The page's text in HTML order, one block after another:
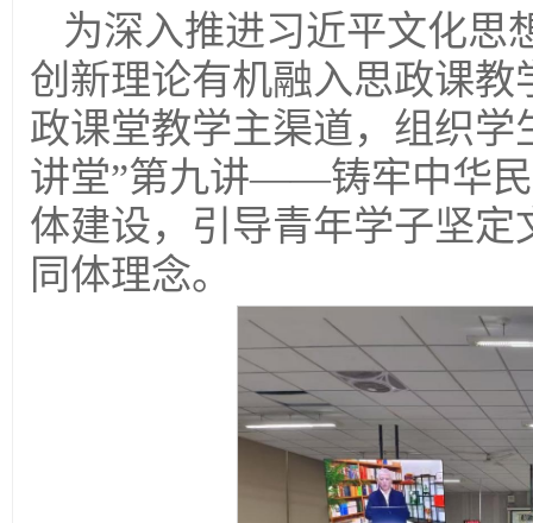
为深入推进习近平文化思
创新理论有机融入思政课
政课堂教学主渠道，组织
讲堂”第九讲——铸牢中华
体建设，引导青年学子坚
同体理念。